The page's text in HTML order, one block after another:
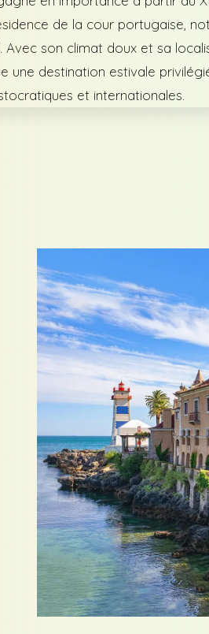
de la cour portugaise,
Avec son climat doux et sa
une destination estivale
et internationales.